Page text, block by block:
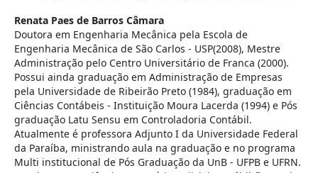
Renata Paes de Barros Câmara
Doutora em Engenharia Mecânica pela Escola de
Engenharia Mecânica de São Carlos - USP(2008), Mestre
Administração pelo Centro Universitário de Franca (2000).
Possui ainda graduação em Administração de Empresas
pela Universidade de Ribeirão Preto (1984), graduação em
Ciências Contábeis - Instituição Moura Lacerda (1994) e Pós
graduação Latu Sensu em Controladoria Contábil.
Atualmente é professora Adjunto I da Universidade Federal
da Paraíba, ministrando aula na graduação e no programa
Multi institucional de Pós Graduação da UnB - UFPB e UFRN.